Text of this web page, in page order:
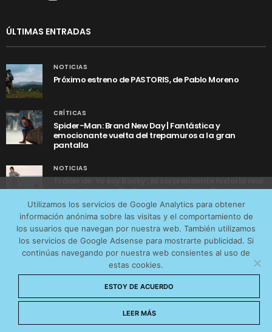
ÚLTIMAS ENTRADAS
NOTICIAS
Próximo estreno de PASTORIS, de Pablo Moreno
CRÍTICAS
Spider-Man: Brand New Day | Fantástica y
emocionante vuelta del trepamuros a la gran
pantalla
NOTICIAS
Tráiler de ‘Yo soy Rocky’, la sorprendente historia real
detrás de cómo Stallone se convirtió en Rocky
AVISO LEGAL CONTACTO
POLÍTICA DE COOKIES
POLÍTICA DE PRIVACIDAD
© 2026 CinemaNet. Designed by
Utilizamos los servicios de Google Analytics para obtener
información anónima sobre las visitas y el comportamiento de
los usuarios que navegan por nuestra web. También utilizamos
los servicios de Google Adsense para mostrarte publicidad. Si
continúas navegando por nuestra web consientes al uso de
estas cookies.
ESTOY DE ACUERDO
LEER MÁS
tráfico web que recibimos y conocer los servicios que
más os interesan. Puede cambiar las preferencias y
obtener más información sobre las cookies que
utilizamos en nuestra Política de cookies
Aceptar cookies
No permitir cookies